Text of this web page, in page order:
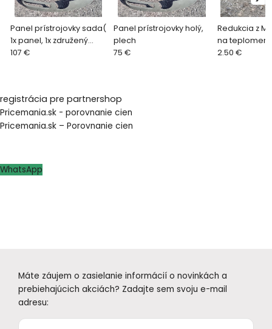
Panel prístrojovky sada(
1x panel, 1x združený
panelový prístroj s 1x
107 €
Panel prístrojovky holý,
plech
75 €
Redukcia z
na teplomer
2.50 €
registrácia pre partnershop
Pricemania.sk - porovnanie cien
Pricemania.sk – Porovnanie cien
WhatsApp
Máte záujem o zasielanie informácií o novinkách a
prebiehajúcich akciách? Zadajte sem svoju e-mail
adresu: